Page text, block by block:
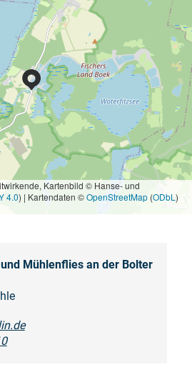
Kartenbild © Hanse- und
4.0) | Kartendaten ©OpenStreetMap (ODbL )
Mühlenflies an der Bolter